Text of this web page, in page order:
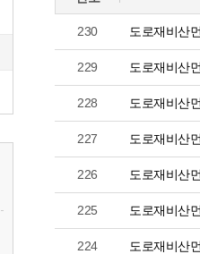
230 도로재비산
229 도로재비산
228 도로재비산
227 도로재비산
226 도로재비산
225 도로재비산
224 도로재비산